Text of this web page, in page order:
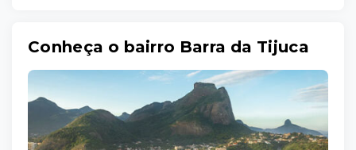
Conheça o bairro Barra da Tijuca